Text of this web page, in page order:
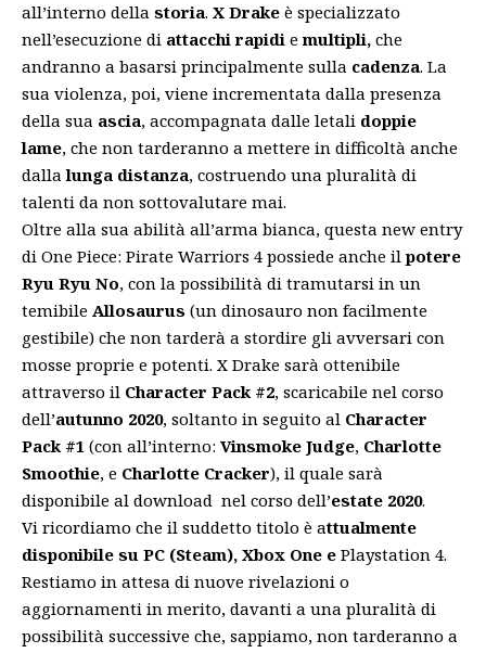
all’interno della storia. X Drake è specializzato
nell’esecuzione di attacchi rapidi emultipli, che
andranno a basarsi principalmente sulla cadenza. La
sua violenza, poi, viene incrementata dalla presenza
della sua ascia, accompagnata dalle letali doppie
lame, che non tarderanno a mettere in difficoltà anche
dallalunga distanza, costruendo una pluralità di
talenti da non sottovalutare mai.
Oltre alla sua abilità all’arma bianca, questa new entry
di One Piece: Pirate Warriors 4 possiede anche ilpotere
Ryu Ryu No, con la possibilità di tramutarsi in un
temibile Allosaurus (un dinosauro non facilmente
gestibile) che non tarderà a stordire gli avversari con
mosse proprie e potenti. X Drake sarà ottenibile
attraverso il Character Pack #2, scaricabile nel corso
dell’autunno 2020, soltanto in seguito al Character
Pack #1 (con all’interno: Vinsmoke Judge, Charlotte
Smoothie, e Charlotte Cracker), il quale sarà
disponibile al download nel corso dell’estate 2020.
Vi ricordiamo che il suddetto titolo è attualmente
disponibile su PC (Steam), Xbox One e Playstation 4.
Restiamo in attesa di nuove rivelazioni o
aggiornamenti in merito, davanti a una pluralità di
possibilità successive che, sappiamo, non tarderanno a